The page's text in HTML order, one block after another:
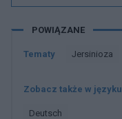
POWIĄZANE
Tematy Jersinioza
Zobacz także w języku
deutsch